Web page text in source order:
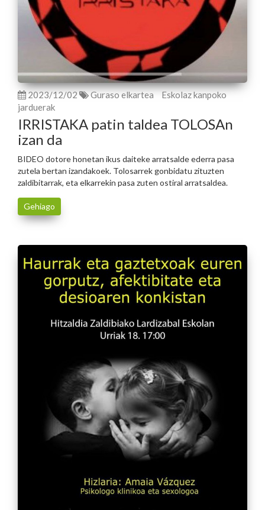
2023/12/02 Guraso elkartea
Eskolaz kanpoko
jarduerak
IRRISTAKA patin taldea TOLOSAn
izan da
BIDEO dotore honetan ikus daiteke arratsalde ederra pasa
zutela bertan izandakoek. Tolosarrek gonbidatu zituzten
zaldibitarrak, eta elkarrekin pasa zuten ostiral arratsaldea.
Gehiago